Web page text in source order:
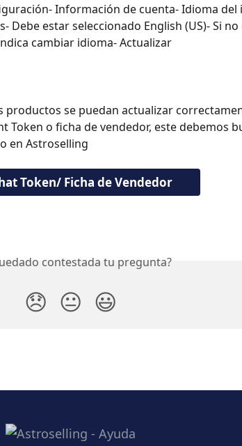
Información de cuenta- Idioma
Debe estar seleccionado English (US)- Si no
cambiar idioma- Actualizar
se puedan actualizar
Token o ficha de vendedor, este debemos
en Astroselling
Token/ Ficha de Vendedor
contestada tu pregunta?
😞 😐 😃